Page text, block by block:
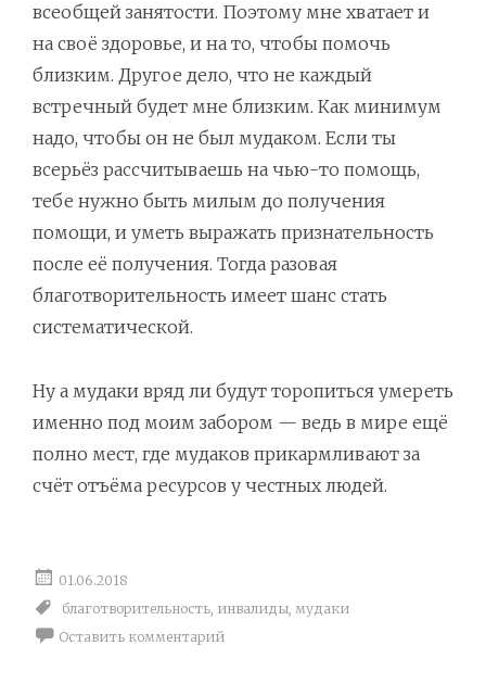
всеобщей занятости. Поэтому мне хватает и
на своё здоровье, и на то, чтобы помочь
близким. Другое дело, что не каждый
встречный будет мне близким. Как минимум
надо, чтобы он не был мудаком. Если ты
всерьёз рассчитываешь на чью-то помощь,
тебе нужно быть милым до получения
помощи, и уметь выражать признательность
после её получения. Тогда разовая
благотворительность имеет шанс стать
систематической.
Ну а мудаки вряд ли будут торопиться умереть
именно под моим забором — ведь в мире ещё
полно мест, где мудаков прикармливают за
счёт отъёма ресурсов у честных людей.
01.06.2018
благотворительность, инвалиды, мудаки
Оставить комментарий